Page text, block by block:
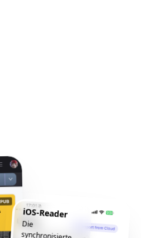
iOS-Reader
Die
synchronisierte
iOS-App – dort
weiterlesen, wo
Sie aufgehört
haben, jederzeit